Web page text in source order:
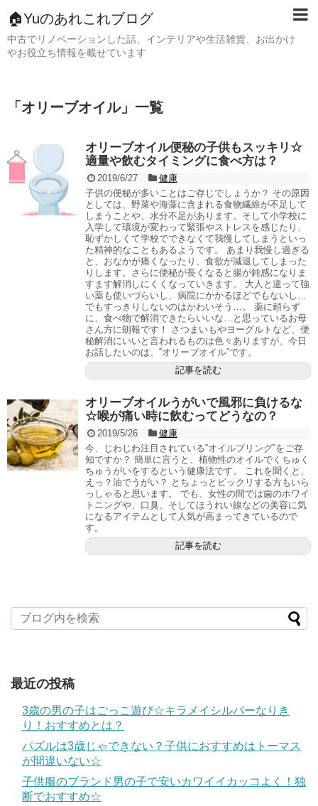
🏠Yuのあれこれブログ
中古でリノベーションした話、インテリアや生活雑貨、お出かけ
やお役立ち情報を載せています
「 オリーブオイル」 一覧
オリーブオイル便秘の子供もスッキリ☆
適量や飲むタイミングに食べ方は？
2019/6/27
健康
子供の便秘が多いことはご存じでしょうか？ その原因
としては、野菜や海藻に含まれる食物繊維が不足して
しまうことや、水分不足があります。そして小学校に
入学して環境が変わって緊張やストレスを感じたり、
恥ずかしくて学校でできなくて我慢してしまうといっ
た精神的なこともあるようです。 あまり我慢し過ぎる
と、おなかが痛くなったり、食欲が減退してしまった
りします。さらに便秘が長くなると腸が鈍感になりま
すます解消しにくくなっていきます。 大人と違って強
い薬も使いづらいし、病院にかかるほどでもないし…
でもすっきりしないのはかわいそう…。 薬に頼らず
に、食べ物で解消できたらいいな…と思っているお母
さん方に朗報です！ さつまいもやヨーグルトなど、便
秘解消にいいと言われるものは色々ありますが、今日
お話したいのは、‟オリーブオイル”です。
記事を読む
オリーブオイルうがいで風邪に負けるな
☆喉が痛い時に飲むってどうなの？
2019/5/26
健康
今、じわじわ注目されている‟オイルプリング”をご存
知ですか？ 簡単に言うと、植物性のオイルでくちゅく
ちゅうがいをするという健康法です。 これを聞くと、
えっ？油でうがい？ とちょっとビックリする方もいら
っしゃると思います。 でも、女性の間では歯のホワイ
トニングや、口臭、そしてほうれい線などの美容に気
になるアイテムとして人気が高まってきているので
す。
記事を読む
最近の投稿
3歳の男の子はごっこ遊び☆キラメイシルバーなりき
り！おすすめとは？
パズルは3歳じゃできない？子供におすすめはトーマス
が間違いない☆
子供服のブランド男の子で安いカワイイカッコよく！独
断でおすすめ☆